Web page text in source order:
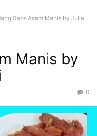
Saos Asam Manis by Julia
Manis by
0